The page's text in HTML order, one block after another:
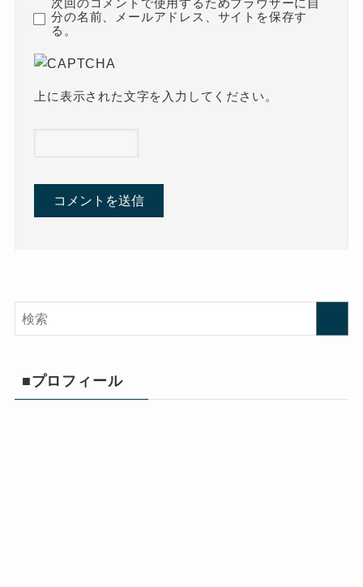
次回のコメントで使用するためブラウザーに自
分の名前、メールアドレス、サイトを保存す
る。
上に表示された文字を入力してください。
■プロフィール